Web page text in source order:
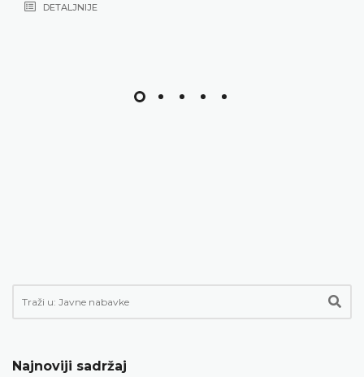
DETALJNIJE
Najnoviji sadržaj